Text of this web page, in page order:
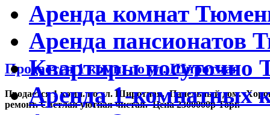
Продается 1 комн. по ул. Широтная
Продается 1 комн. по ул. Широтная. Панельный дом.
ремонт. Светлая уютная чистая. Цена 2300000р Торг.
Аренда комнат
Аренда пансионатов
Квартиры посуточно
Аренда 1-комнатных